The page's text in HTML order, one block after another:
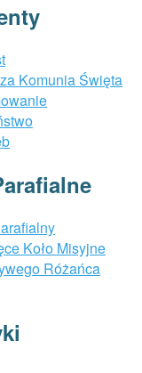
Komunia Święta
Koło Misyjne
Różańca